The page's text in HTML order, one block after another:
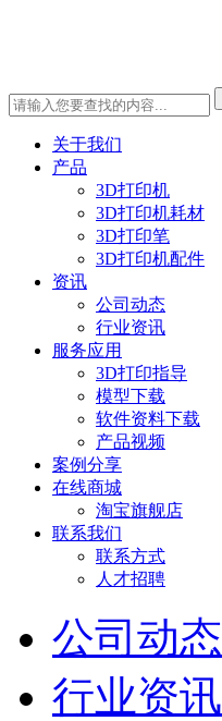
关于我们
产品
3D打印机
3D打印机耗材
3D打印笔
3D打印机配件
资讯
公司动态
行业资讯
服务应用
3D打印指导
模型下载
软件资料下载
产品视频
案例分享
在线商城
淘宝旗舰店
联系我们
联系方式
人才招聘
公司动态
行业资讯